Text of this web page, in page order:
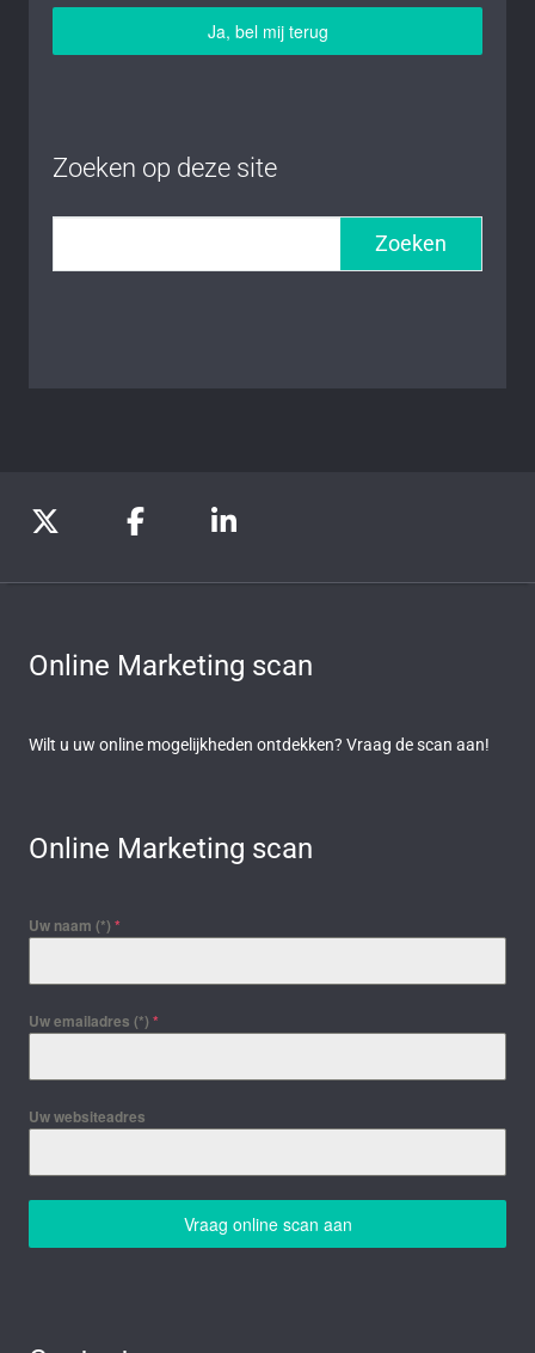
Ja, bel mij terug
Zoeken op deze site
Zoeken
Online Marketing scan
Wilt u uw online mogelijkheden ontdekken? Vraag de scan aan!
Online Marketing scan
Uw naam (*) *
Uw emailadres (*) *
Uw websiteadres
Vraag online scan aan